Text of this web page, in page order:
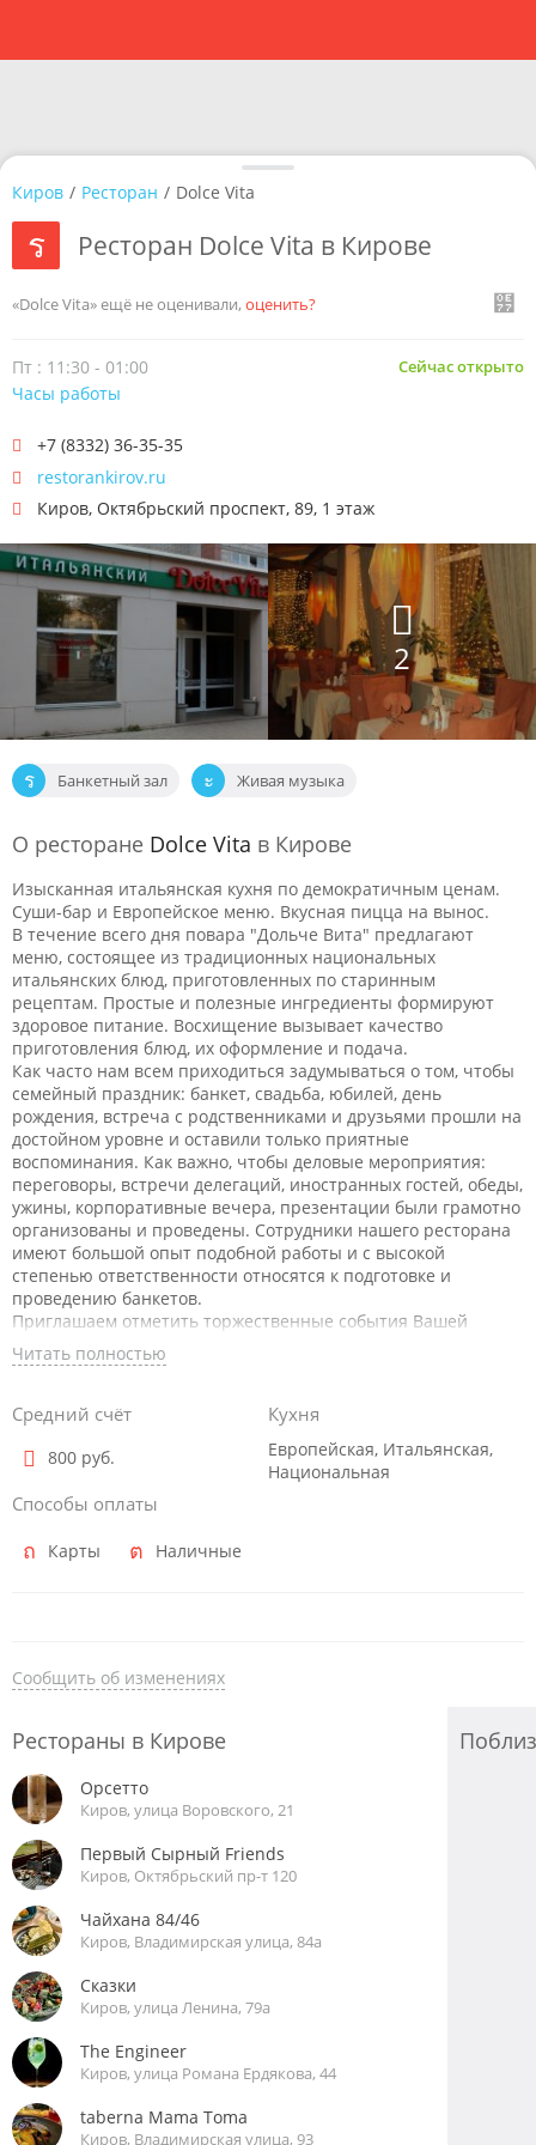
2
Банкетный зал Живая музыка
Киров / Ресторан / Dolce Vita
Ресторан Dolce Vita в Кирове
«Dolce Vita» ещё не оценивали, оценить?
+7 (8332) 36-35-35
restorankirov.ru
Киров, Октябрьский проспект, 89, 1 этаж
Сейчас открыто
Пт : 11:30 - 01:00
Часы работы
О ресторане Dolce Vita в Кирове
Изысканная итальянская кухня по демократичным ценам.
Суши-бар и Европейское меню. Вкусная пицца на вынос.
В течение всего дня повара "Дольче Вита" предлагают
меню, состоящее из традиционных национальных
итальянских блюд, приготовленных по старинным
рецептам. Простые и полезные ингредиенты формируют
здоровое питание. Восхищение вызывает качество
приготовления блюд, их оформление и подача.
Как часто нам всем приходиться задумываться о том, чтобы
семейный праздник: банкет, свадьба, юбилей, день
рождения, встреча с родственниками и друзьями прошли на
достойном уровне и оставили только приятные
воспоминания. Как важно, чтобы деловые мероприятия:
переговоры, встречи делегаций, иностранных гостей, обеды,
ужины, корпоративные вечера, презентации были грамотно
организованы и проведены. Сотрудники нашего ресторана
имеют большой опыт подобной работы и с высокой
степенью ответственности относятся к подготовке и
проведению банкетов.
Приглашаем отметить торжественные события Вашей
жизни в нашем ресторане!
В ресторане каждый день с 19:00 воздушное пространство
Мстиславский Юрий Моисеевич.
Ресторан "Дольче Вита" нашел ответ на извечный вопрос и
теперь выбор подарка перестанет быть для Вас
обременительным: в заведении появились подарочные
Подарочный сертификат послужит приятным подарком для
Читать полностью
Средний счёт
800 руб.
Способы оплаты
Карты Наличные
Кухня
Европейская, Итальянская,
Национальная
Сообщить об изменениях
Рестораны в Кирове
Орсетто
Киров, улица Воровского, 21
Первый Сырный Friends
Киров, Октябрьский пр-т 120
Чайхана 84/46
Киров, Владимирская улица, 84а
Сказки
Киров, улица Ленина, 79а
The Engineer
Киров, улица Романа Ердякова, 44
taberna Mama Toma
Киров, Владимирская улица, 93